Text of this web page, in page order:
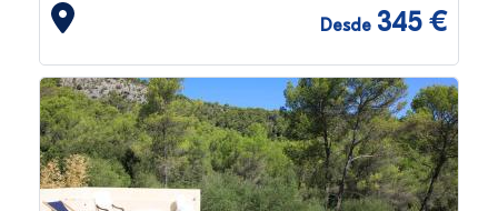
Desde 345 €